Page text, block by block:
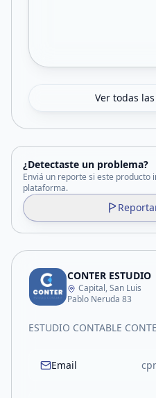
Ver todas
¿Detectaste un problema?
Enviá un reporte si este producto
plataforma.
CONTER ESTUDIO
Capital, San Luis
Pablo Neruda 83
ESTUDIO CONTABLE
Email